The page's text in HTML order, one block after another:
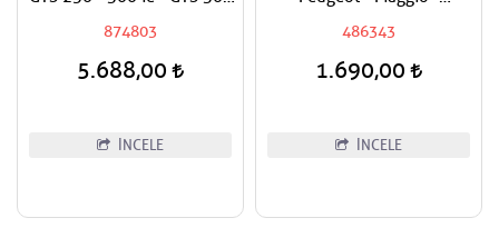
Bendix Dişli
874803
5.688,00
İNCELE
Sübap Horoz Pimi
486343
1.690,00
İNCELE